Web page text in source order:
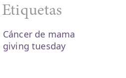
Etiquetas
Cáncer de mama
giving tuesday